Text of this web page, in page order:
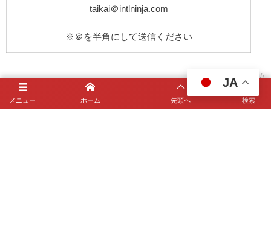
taikai＠intlninja.com
※＠を半角にして送信ください
メニュー 検索
ホーム 先頭へ
JA